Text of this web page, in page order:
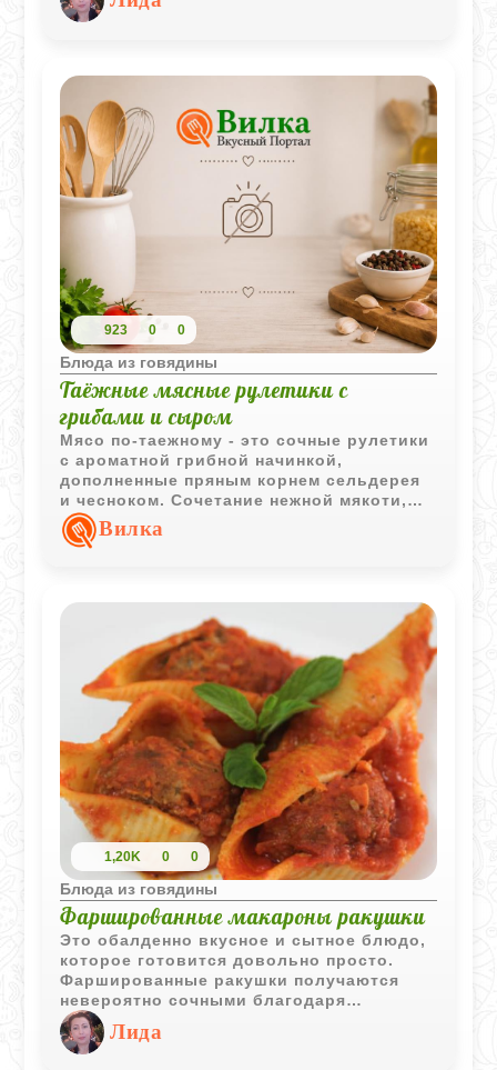
готовится на основе томатного соуса с
добавлением гранатового концентрата и
923 0 0
Блюда из говядины
Таёжные мясные рулетики с
грибами и сыром
Мясо по-таежному - это сочные рулетики
с ароматной грибной начинкой,
дополненные пряным корнем сельдерея
и чесноком. Сочетание нежной мякоти,
подтаявшего сыра и наваристых
сушеных грибов создает по настоящему
Вилка
1,20K 0 0
Блюда из говядины
Фаршированные макароны ракушки
Это обалденно вкусное и сытное блюдо,
которое готовится довольно просто.
Фаршированные ракушки получаются
невероятно сочными благодаря
насыщенному томатному соусу и овощам
в мясной начинке. Отличный вариант для
полноценного семейного ужина, когда
Лида